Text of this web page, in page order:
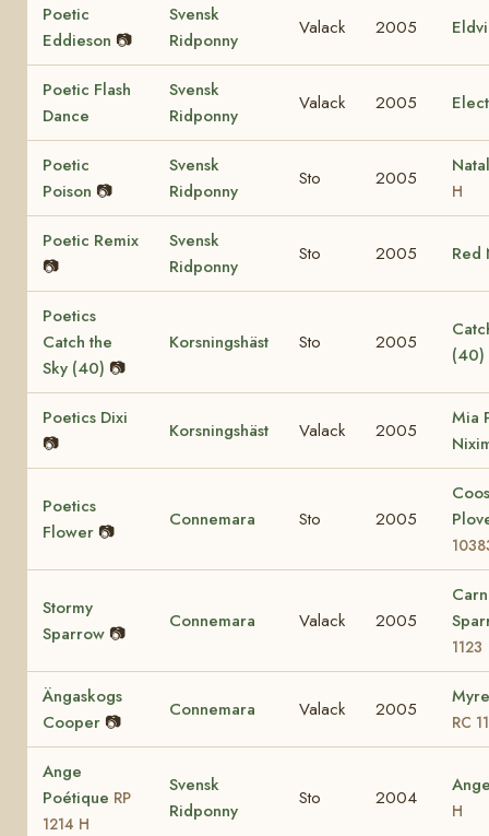
Poetic
Eddieson 📷
Svensk
Ridponny
Valack 2005
Poetic Flash
Dance
Svensk
Ridponny
Valack 2005
Poetic
Poison 📷
Svensk
Ridponny
Sto 2005
H
Poetic Remix
📷
Svensk
Ridponny
Sto 2005 Red
Poetics
Catch the
Sky (40) 📷
Korsningshäst Sto 2005
(40)
Poetics Dixi
📷
Korsningshäst Valack 2005
Mia
Poetics
Flower 📷
Connemara Sto 2005
Stormy
Sparrow 📷
Connemara Valack 2005
1123
Ängaskogs
Cooper 📷
Connemara Valack 2005
RC
Ange
Poétique RP
1214 H
Svensk
Ridponny
Sto 2004
H